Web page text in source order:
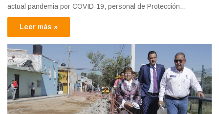
actual pandemia por COVID-19, personal de Protección…
Leer más »